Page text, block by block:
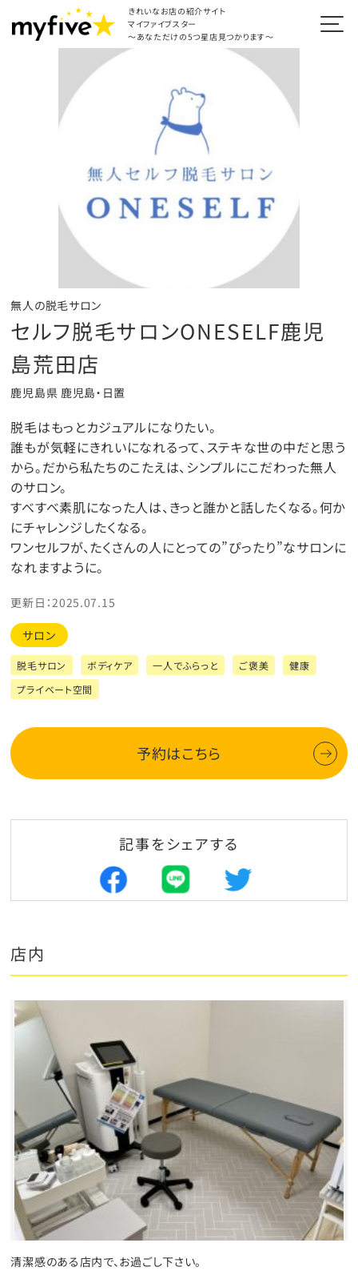
きれいなお店の紹介サイト
マイファイブスター
～あなただけの5つ星店見つかります～
無人の脱毛サロン
セルフ脱毛サロンONESELF鹿児
島荒田店
鹿児島県 鹿児島・日置
脱毛はもっとカジュアルになりたい。
誰もが気軽にきれいになれるって、ステキな世の中だと思う
から。だから私たちのこたえは、シンプルにこだわった無人
のサロン。
すべすべ素肌になった人は、きっと誰かと話したくなる。何か
にチャレンジしたくなる。
ワンセルフが、たくさんの人にとっての”ぴったり”なサロンに
なれますように。
更新日：2025.07.15
サロン
脱毛サロン ボディケア 一人でふらっと ご褒美
健康
プライベート空間
予約はこちら
記事をシェアする
店内
清潔感のある店内で、お過ごし下さい。